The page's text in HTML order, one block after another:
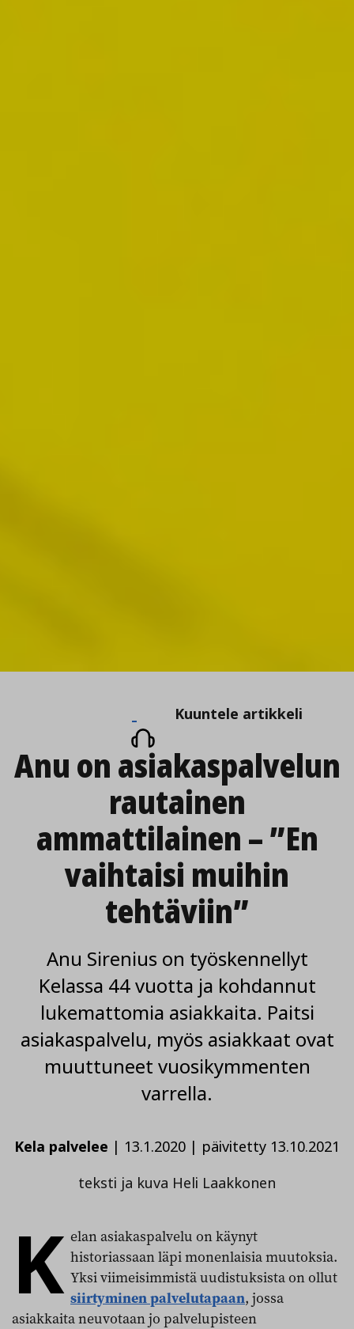
Kuuntele
artikkeli
Kuuntele artikkeli
Anu on asiakas­palvelun
rautainen
ammattilainen – ”En
vaihtaisi muihin
tehtäviin”
Anu Sirenius on työskennellyt
Kelassa 44 vuotta ja kohdannut
lukemattomia asiakkaita. Paitsi
asiakaspalvelu, myös asiakkaat ovat
muuttuneet vuosikymmenten
varrella.
Kela palvelee | 13.1.2020 | päivitetty 13.10.2021
teksti ja kuva Heli Laakkonen
K elan asiakaspalvelu on käynyt
historiassaan läpi monenlaisia muutoksia.
Yksi viimeisimmistä uudistuksista on ollut
siirtyminen palvelutapaan, jossa
asiakkaita neuvotaan jo palvelupisteen